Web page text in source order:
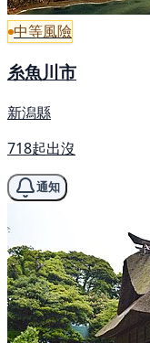
中等風險
糸魚川市
新潟縣
718起出沒
通知